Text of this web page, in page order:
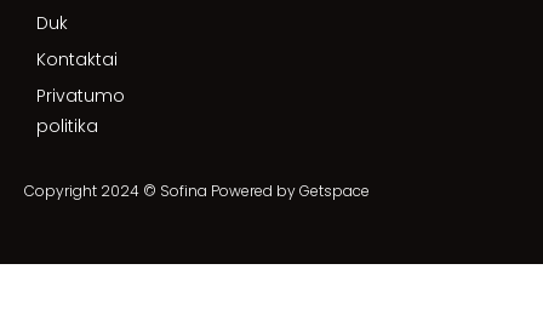
Duk
Kontaktai
Privatumo
politika
Copyright 2024 © Sofina Powered byGetspace